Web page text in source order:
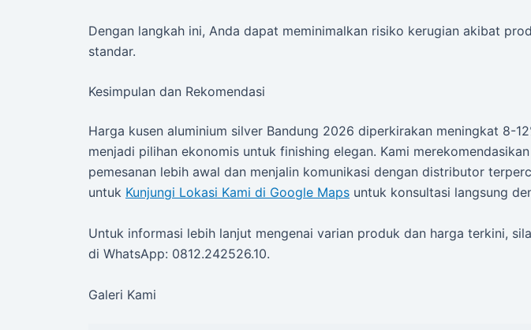
Dengan langkah ini, Anda dapat meminimalkan risiko kerugian akibat
standar.
Kesimpulan dan Rekomendasi
Harga kusen aluminium silver Bandung 2026 diperkirakan meningkat 8-
menjadi pilihan ekonomis untuk finishing elegan. Kami
pemesanan lebih awal dan menjalin komunikasi dengan distributor
untuk Kunjungi Lokasi Kami di Google Maps untuk konsultasi langsung
Untuk informasi lebih lanjut mengenai varian produk dan harga terkini,
di WhatsApp: 0812.242526.10.
Galeri Kami